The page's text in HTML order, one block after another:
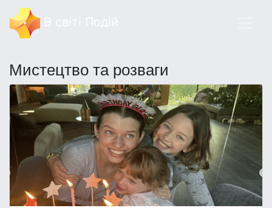
Мистецтво та розваги